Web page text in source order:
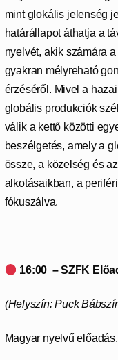
mint glokális jelenség
határállapot áthatja a
nyelvét, akik számára
gyakran mélyreható
érzéséről. Mivel a
globális produkciók
válik a kettő közötti
beszélgetés, amely a
össze, a közelség és
alkotásaikban, a
fókuszálva.
16:00 – SZFK
(Helyszín: Puck
Magyar nyelvű előadás.